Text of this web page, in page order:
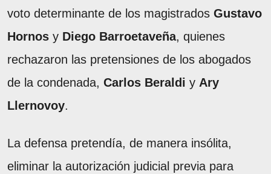
voto determinante de los magistrados Gustavo
Hornos y Diego Barroetaveña, quienes
rechazaron las pretensiones de los abogados
de la condenada, Carlos Beraldi y Ary
Llernovoy.
La defensa pretendía, de manera insólita,
eliminar la autorización judicial previa para